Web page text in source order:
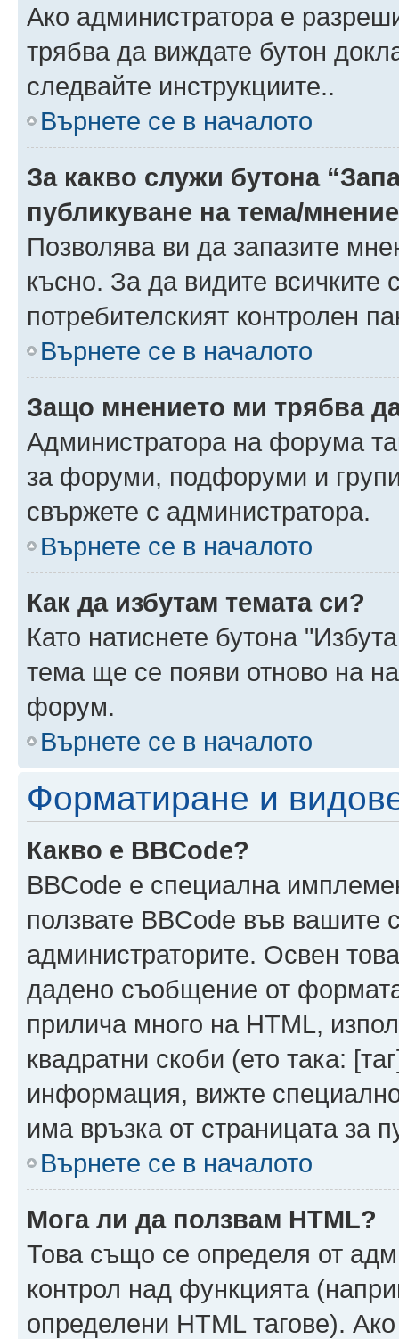
Ако администратора е
трябва да виждате бутон
следвайте инструкциите..
Върнете се в началото
За какво служи бутона
публикуване на тема/
Позволява ви да запазите
късно. За да видите всичките
потребителският контролен
Върнете се в началото
Защо мнението ми трябва
Администратора на форума
за форуми, подфоруми и
свържете с администратора.
Върнете се в началото
Как да избутам темата си?
Като натиснете бутона
тема ще се появи отново на
форум.
Върнете се в началото
Форматиране и
Какво е BBCode?
BBCode е специална
ползвате BBCode във
администраторите. Освен
дадено съобщение от
прилича много на HTML,
квадратни скоби (ето така:
информация, вижте
има връзка от страницата за
Върнете се в началото
Мога ли да ползвам HTML?
Това също се определя от
контрол над функцията
определени HTML тагове).